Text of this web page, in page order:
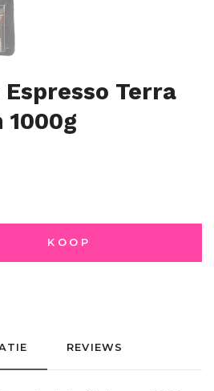
Terra
KOOP
REVIEWS